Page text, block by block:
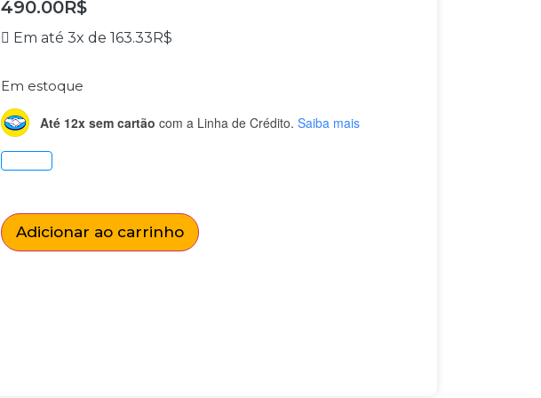
490.00R$
Em até 3x de 163.33 R$
Em estoque
Até 12x sem cartão com a Linha de Crédito. Saiba mais
Adicionar ao carrinho